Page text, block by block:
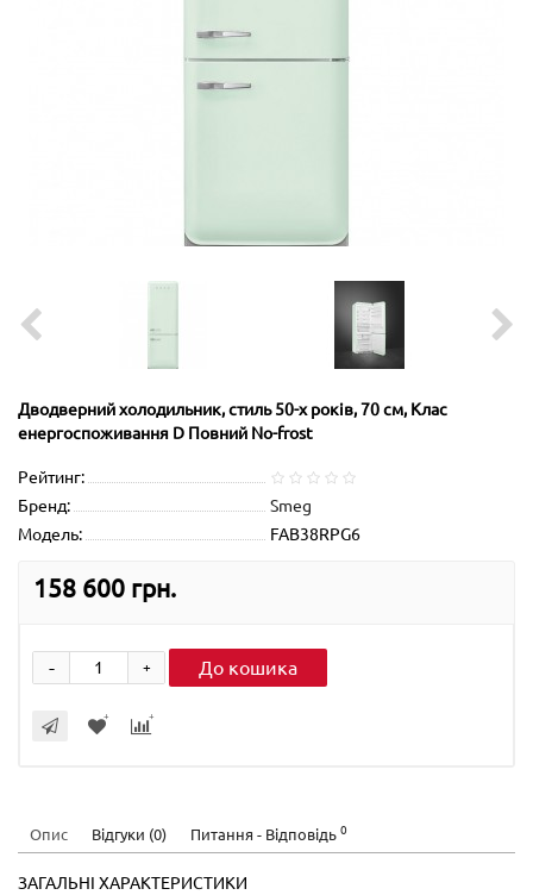
Дводверний холодильник, стиль 50-х років, 70 см, Клас
енергоспоживання D Повний No-frost
Рейтинг:
Бренд:
Smeg
Модель:
FAB38RPG6
158 600 грн.
+
- До кошика
Опис Відгуки (0) Питання - Відповідь 0
ЗАГАЛЬНІ ХАРАКТЕРИСТИКИ